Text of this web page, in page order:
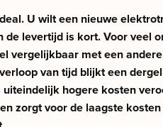
U wilt een nieuwe
de levertijd is kort. Voor veel
vergelijkbaar met een
van tijd blijkt een
hogere kosten
zorgt voor de laagste